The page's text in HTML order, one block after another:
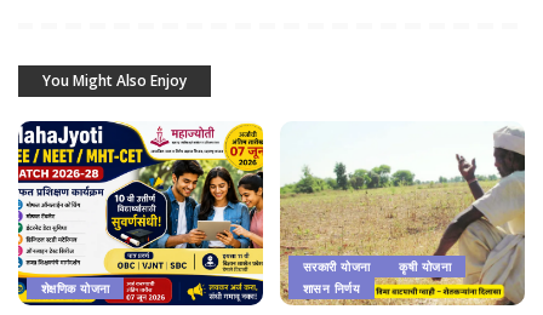
You Might Also Enjoy
शेक्षणिक योजना
सरकारी योजना
कृषी योजना
शासन निर्णय